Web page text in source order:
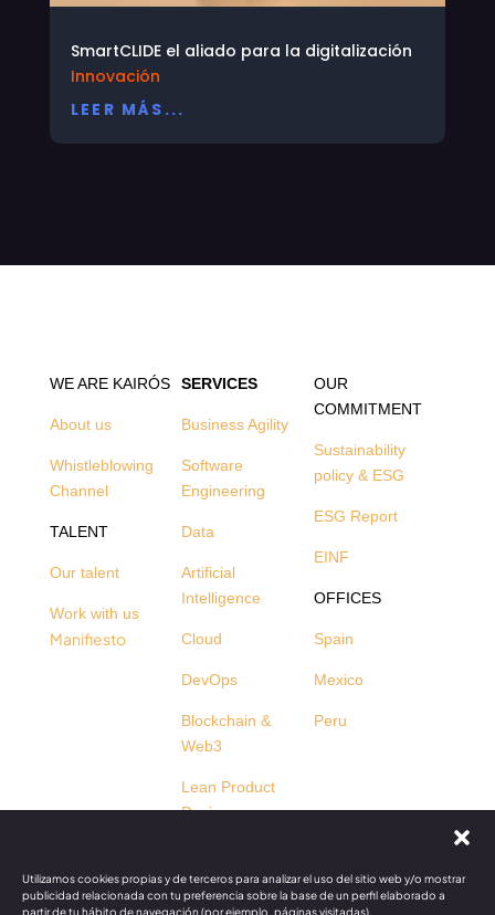
Utilizamos cookies propias y de terceros para analizar el uso del sitio web y/o mostrar
publicidad relacionada con tu preferencia sobre la base de un perfil elaborado a
partir de tu hábito de navegación (por ejemplo, páginas visitadas).
SmartCLIDE el aliado para la digitalización
Innovación
LEER MÁS...
WE ARE KAIRÓS
About us
Whistleblowing
Channel
TALENT
Our talent
Work with us
Manifiesto
SERVICES
Business Agility
Software
Engineering
Data
Artificial
Intelligence
Cloud
DevOps
Blockchain &
Web3
Lean Product
Design
Training
OUR
COMMITMENT
Sustainability
policy & ESG
ESG Report
EINF
OFFICES
Spain
Mexico
Peru